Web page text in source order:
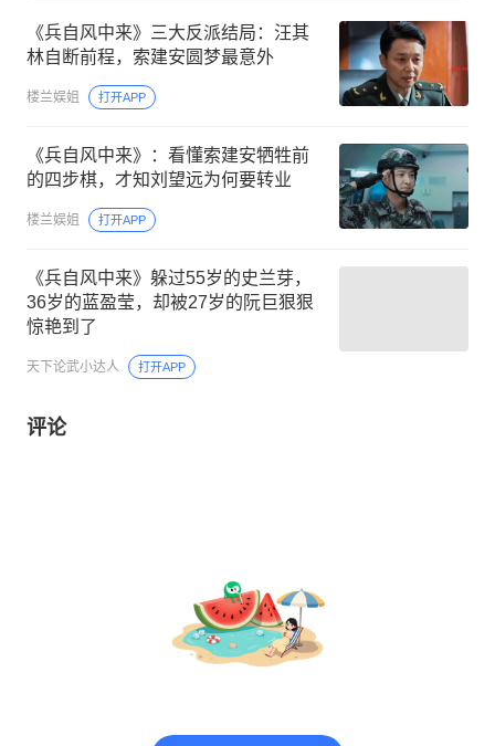
《兵自风中来》三大反派结局：汪其
林自断前程，索建安圆梦最意外
楼兰娱姐 打开APP
《兵自风中来》：看懂索建安牺牲前
的四步棋，才知刘望远为何要转业
楼兰娱姐 打开APP
《兵自风中来》躲过55岁的史兰芽，
36岁的蓝盈莹，却被27岁的阮巨狠狠
惊艳到了
天下论武小达人 打开APP
评论